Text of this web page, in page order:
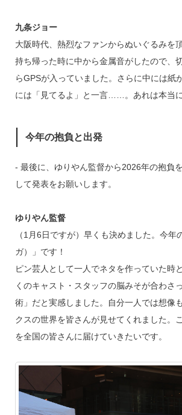
九条ジョー
大阪時代、熱烈なファンからぬいぐるみを
持ち帰った時に中から金属音がしたので、
らGPSが入っていました。さらに中には紙
には「見てるよ」と一言……。あれは本当に
今年の抱負と出発
‐ 最後に、ゆりやん監督から2026年の抱負
して発表をお願いします。
ゆりやん監督
（1月6日ですが）早くも決めました。今年
ガ）」です！
ピン芸人として一人でネタを作っていた時
くのキャスト・スタッフの脳みそが合わさ
術」だと実感しました。自分一人では想像
クスの世界を皆さんが見せてくれました。
を全国の皆さんに届けていきたいです。